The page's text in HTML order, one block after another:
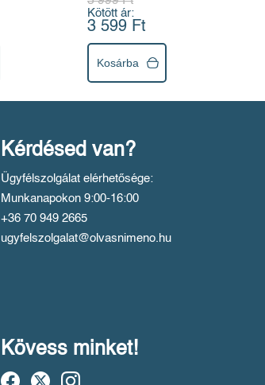
Kötött ár:
3 599 Ft
Kosárba
Kérdésed van?
Ügyfélszolgálat elérhetősége:
Munkanapokon 9:00-16:00
+36 70 949 2665
ugyfelszolgalat@olvasnimeno.hu
Kövess minket!